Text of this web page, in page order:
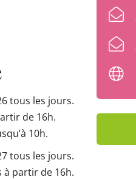
tous les jours.
de 16h.
10h.
tous les jours.
à partir de 16h.